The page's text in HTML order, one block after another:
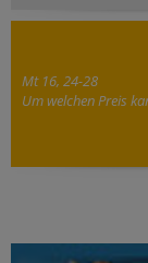
Mt 16, 24-28
Um welchen Preis